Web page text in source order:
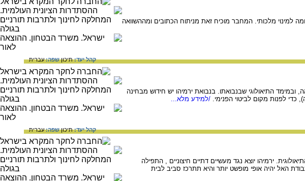
למינוי מלכותי. המחבר מוכיח זאת מניתוח הכתובים ומההשוואה
קהל יעד:תיכוןשפה:עברית
התיאולוגי שבנבואתו. בנבואת ירמיהו יש חידוש מבחינה
לפנות מקום לביטוי הפנימי. /למידע מלא...
קהל יעד:תיכוןשפה:עברית
ירמיהו יוצא נגד מעשיים דתיים חיצוניים , התפילה
האל יהיה אופי מופשט יותר והיא תתרכז סביב לבית